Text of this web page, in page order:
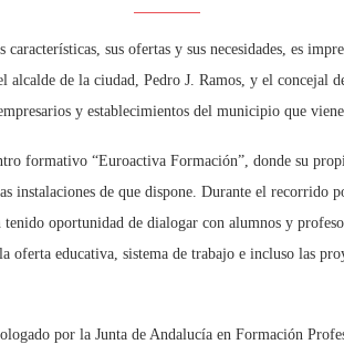
características, sus ofertas y sus necesidades, es
alcalde de la ciudad, Pedro J. Ramos, y el concejal
y establecimientos del municipio que
formativo “Euroactiva Formación”, donde su
instalaciones de que dispone. Durante el recorrido
tenido oportunidad de dialogar con alumnos y
oferta educativa, sistema de trabajo e incluso las
por la Junta de Andalucía en Formación